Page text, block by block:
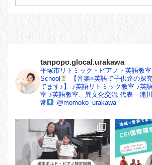
tanpopo.glocal.urakawa
平塚市リトミック・ピアノ・英語教室
School
【音楽×英語で子供達の探
てます♪】
♪英語リトミック教室 ♪英
室 ♪英語教室、異文化交流 代表 浦川
常
@momoko_urakawa